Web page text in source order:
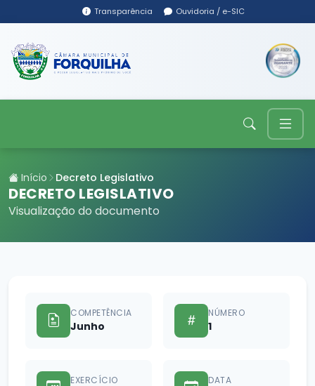
Transparência Ouvidoria / e-SIC
Início Decreto Legislativo
DECRETO LEGISLATIVO
Visualização do documento
COMPETÊNCIA
Junho
NÚMERO
1
EXERCÍCIO DATA